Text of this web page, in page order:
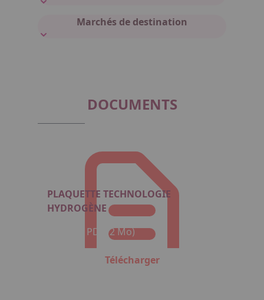
Marchés de destination
DOCUMENTS
PLAQUETTE TECHNOLOGIE
HYDROGÈNE
Format : PDF (2 Mo)
Télécharger